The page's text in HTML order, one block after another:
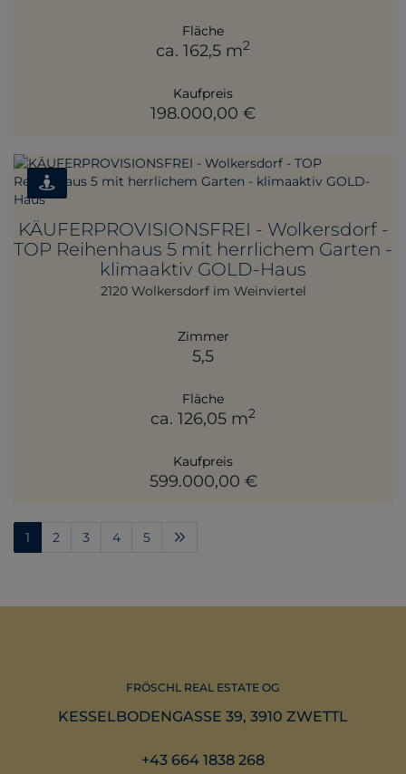
Fläche
ca. 162,5 m2
Kaufpreis
198.000,00 €
KÄUFERPROVISIONSFREI - Wolkersdorf -
TOP Reihenhaus 5 mit herrlichem Garten -
klimaaktiv GOLD-Haus
2120 Wolkersdorf im Weinviertel
Zimmer
5,5
Fläche
ca. 126,05 m2
Kaufpreis
599.000,00 €
1 2 3 4 5
FRÖSCHL REAL ESTATE OG
KESSELBODENGASSE 39, 3910 ZWETTL
+43 664 1838 268